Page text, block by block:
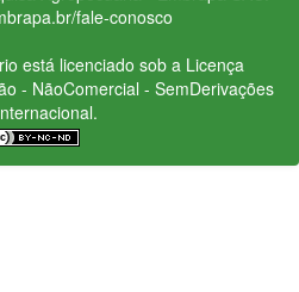
fale-conosco
está licenciado sob a Licença
- NãoComercial - SemDerivações